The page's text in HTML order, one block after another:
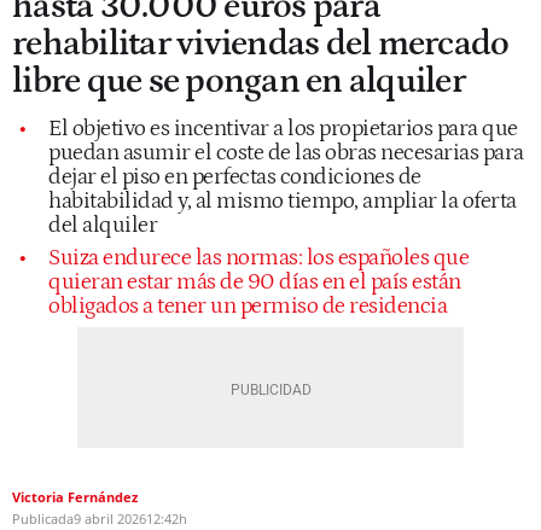
rehabilitar viviendas del mercado
libre que se pongan en alquiler
El objetivo es incentivar a los propietarios para que
puedan asumir el coste de las obras necesarias para
dejar el piso en perfectas condiciones de
habitabilidad y, al mismo tiempo, ampliar la oferta
del alquiler
Suiza endurece las normas: los españoles que
quieran estar más de 90 días en el país están
obligados a tener un permiso de residencia
Victoria Fernández
Publicada9 abril 202612:42h